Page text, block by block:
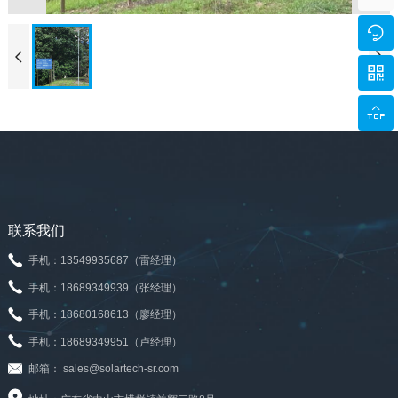
 
联系我们
手机：13549935687（雷经理）
手机：18689349939（张经理）
手机：18680168613（廖经理）
手机：18689349951（卢经理）
邮箱： sales@solartech-sr.com


